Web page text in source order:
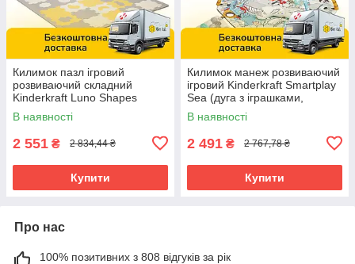
Килимок пазл ігровий
розвиваючий складний
Kinderkraft Luno Shapes
Yellow (30 елементів,
185х165см)
В наявності
2 551 ₴ 2 834,44 ₴
Купити
Килимок манеж розвиваючий
ігровий Kinderkraft Smartplay
Sea (дуга з іграшками,
подушка, м'ячики)
В наявності
2 491 ₴ 2 767,78 ₴
Купити
Про нас
100% позитивних з 808 відгуків за рік